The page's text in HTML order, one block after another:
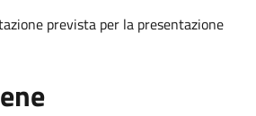
prevista per la presentazione